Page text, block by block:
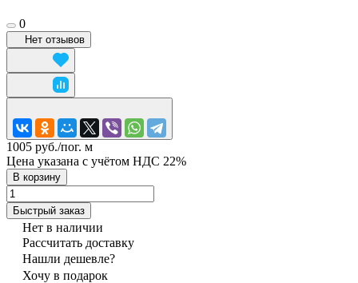
0
Нет отзывов
1005 руб./пог. м
Цена указана с учётом НДС 22%
В корзину
Быстрый заказ
Нет в наличии
Рассчитать доставку
Нашли дешевле?
Хочу в подарок